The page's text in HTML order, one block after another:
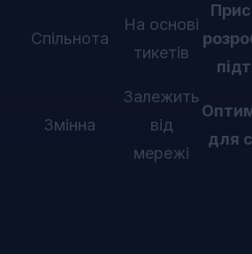
Спільнота
На основі
тикетів
Змінна
Залежить
від
мережі
для